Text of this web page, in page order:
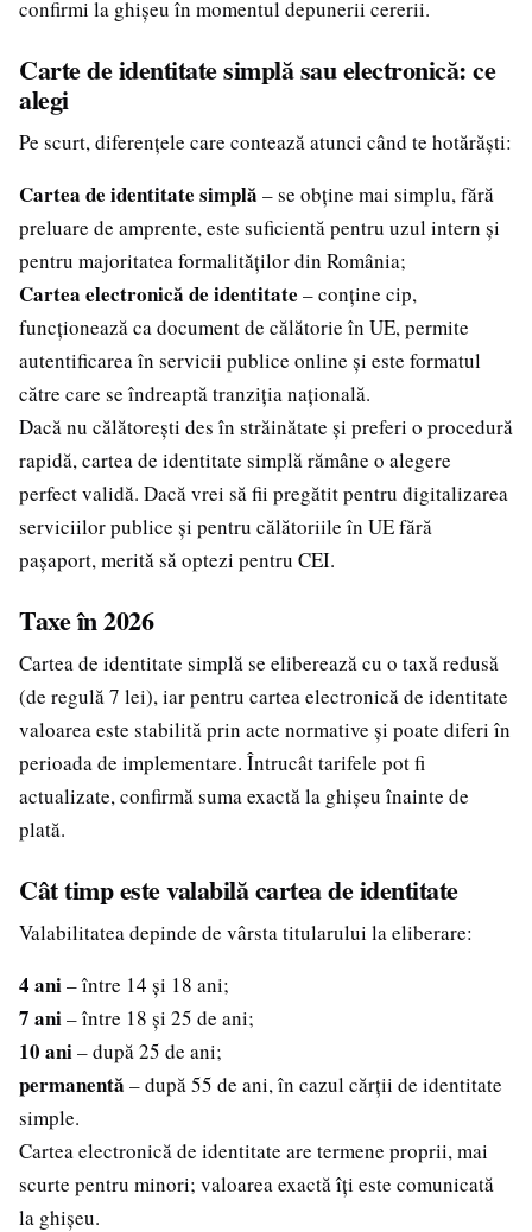
confirmi la ghișeu în momentul depunerii cererii.
Carte de identitate simplă sau electronică: ce
alegi
Pe scurt, diferențele care contează atunci când te hotărăști:
Cartea de identitate simplă – se obține mai simplu, fără
preluare de amprente, este suficientă pentru uzul intern și
pentru majoritatea formalităților din România;
Cartea electronică de identitate – conține cip,
funcționează ca document de călătorie în UE, permite
autentificarea în servicii publice online și este formatul
către care se îndreaptă tranziția națională.
Dacă nu călătorești des în străinătate și preferi o procedură
rapidă, cartea de identitate simplă rămâne o alegere
perfect validă. Dacă vrei să fii pregătit pentru digitalizarea
serviciilor publice și pentru călătoriile în UE fără
pașaport, merită să optezi pentru CEI.
Taxe în 2026
Cartea de identitate simplă se eliberează cu o taxă redusă
(de regulă 7 lei), iar pentru cartea electronică de identitate
valoarea este stabilită prin acte normative și poate diferi în
perioada de implementare. Întrucât tarifele pot fi
actualizate, confirmă suma exactă la ghișeu înainte de
plată.
Cât timp este valabilă cartea de identitate
Valabilitatea depinde de vârsta titularului la eliberare:
4 ani– între 14 și 18 ani;
7 ani– între 18 și 25 de ani;
10 ani– după 25 de ani;
permanentă – după 55 de ani, în cazul cărții de identitate
simple.
Cartea electronică de identitate are termene proprii, mai
scurte pentru minori; valoarea exactă îți este comunicată
la ghișeu.